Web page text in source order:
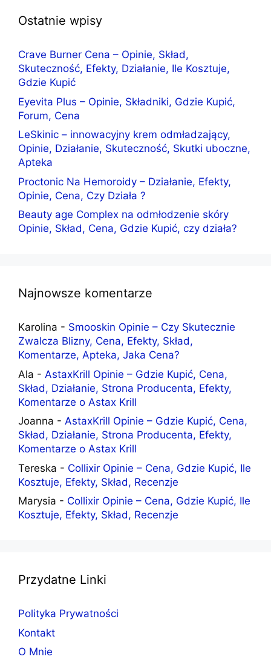
Ostatnie wpisy
Crave Burner Cena – Opinie, Skład,
Skuteczność, Efekty, Działanie, Ile Kosztuje,
Gdzie Kupić
Eyevita Plus – Opinie, Składniki, Gdzie Kupić,
Forum, Cena
LeSkinic – innowacyjny krem odmładzający,
Opinie, Działanie, Skuteczność, Skutki uboczne,
Apteka
Proctonic Na Hemoroidy – Działanie, Efekty,
Opinie, Cena, Czy Działa ?
Beauty age Complex na odmłodzenie skóry
Opinie, Skład, Cena, Gdzie Kupić, czy działa?
Najnowsze komentarze
Karolina - Smooskin Opinie – Czy Skutecznie
Zwalcza Blizny, Cena, Efekty, Skład,
Komentarze, Apteka, Jaka Cena?
Ala - AstaxKrill Opinie – Gdzie Kupić, Cena,
Skład, Działanie, Strona Producenta, Efekty,
Komentarze o Astax Krill
Joanna - AstaxKrill Opinie – Gdzie Kupić, Cena,
Skład, Działanie, Strona Producenta, Efekty,
Komentarze o Astax Krill
Tereska - Collixir Opinie – Cena, Gdzie Kupić, Ile
Kosztuje, Efekty, Skład, Recenzje
Marysia - Collixir Opinie – Cena, Gdzie Kupić, Ile
Kosztuje, Efekty, Skład, Recenzje
Przydatne Linki
Polityka Prywatności
Kontakt
O Mnie